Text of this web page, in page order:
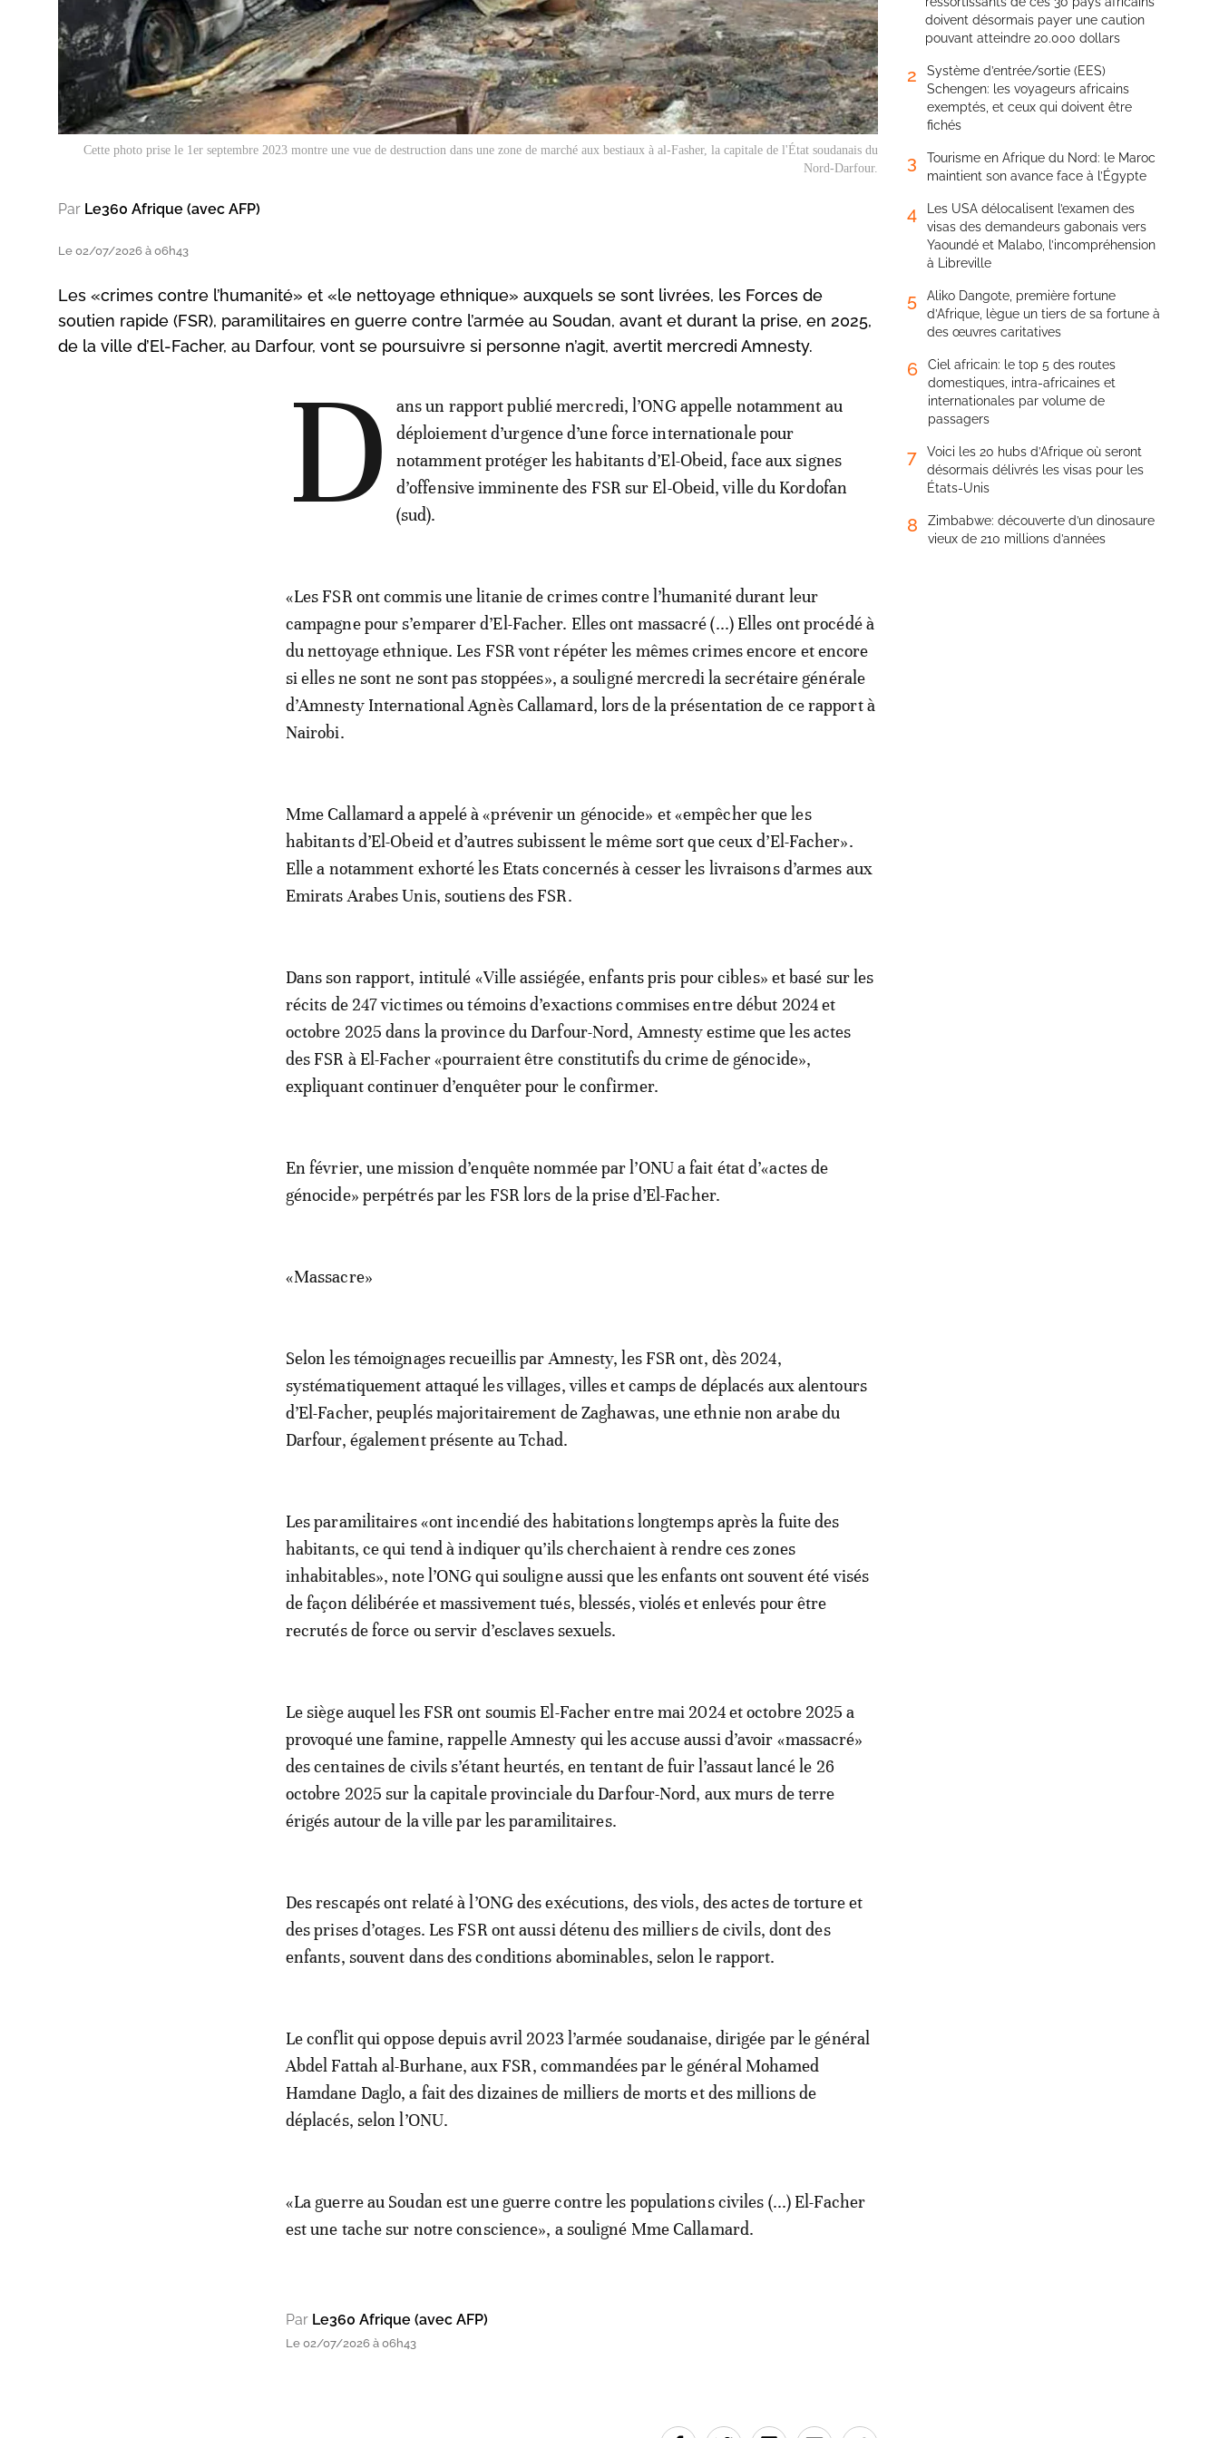
Cette photo prise le 1er septembre 2023 montre une vue de destruction dans une zone de marché aux bestiaux à al-Fasher, la capitale de l'État soudanais du
Nord-Darfour.
Par Le360 Afrique (avec AFP)
Le 02/07/2026 à 06h43
Les «crimes contre l’humanité» et «le nettoyage ethnique» auxquels se sont livrées, les Forces de
soutien rapide (FSR), paramilitaires en guerre contre l’armée au Soudan, avant et durant la prise, en 2025,
de la ville d’El-Facher, au Darfour, vont se poursuivre si personne n’agit, avertit mercredi Amnesty.
D
ans un rapport publié mercredi, l’ONG appelle notamment au
déploiement d’urgence d’une force internationale pour
notamment protéger les habitants d’El-Obeid, face aux signes
d’offensive imminente des FSR sur El-Obeid, ville du Kordofan
(sud).
«Les FSR ont commis une litanie de crimes contre l’humanité durant leur
campagne pour s’emparer d’El-Facher. Elles ont massacré (...) Elles ont procédé à
du nettoyage ethnique. Les FSR vont répéter les mêmes crimes encore et encore
si elles ne sont ne sont pas stoppées», a souligné mercredi la secrétaire générale
d’Amnesty International Agnès Callamard, lors de la présentation de ce rapport à
Nairobi.
Mme Callamard a appelé à «prévenir un génocide» et «empêcher que les
habitants d’El-Obeid et d’autres subissent le même sort que ceux d’El-Facher».
Elle a notamment exhorté les Etats concernés à cesser les livraisons d’armes aux
Emirats Arabes Unis, soutiens des FSR.
Dans son rapport, intitulé «Ville assiégée, enfants pris pour cibles» et basé sur les
récits de 247 victimes ou témoins d’exactions commises entre début 2024 et
octobre 2025 dans la province du Darfour-Nord, Amnesty estime que les actes
des FSR à El-Facher «pourraient être constitutifs du crime de génocide»,
expliquant continuer d’enquêter pour le confirmer.
En février, une mission d’enquête nommée par l’ONU a fait état d’«actes de
génocide» perpétrés par les FSR lors de la prise d’El-Facher.
«Massacre»
Selon les témoignages recueillis par Amnesty, les FSR ont, dès 2024,
systématiquement attaqué les villages, villes et camps de déplacés aux alentours
d’El-Facher, peuplés majoritairement de Zaghawas, une ethnie non arabe du
Darfour, également présente au Tchad.
Les paramilitaires «ont incendié des habitations longtemps après la fuite des
habitants, ce qui tend à indiquer qu’ils cherchaient à rendre ces zones
inhabitables», note l’ONG qui souligne aussi que les enfants ont souvent été visés
de façon délibérée et massivement tués, blessés, violés et enlevés pour être
recrutés de force ou servir d’esclaves sexuels.
Le siège auquel les FSR ont soumis El-Facher entre mai 2024 et octobre 2025 a
provoqué une famine, rappelle Amnesty qui les accuse aussi d’avoir «massacré»
des centaines de civils s’étant heurtés, en tentant de fuir l’assaut lancé le 26
octobre 2025 sur la capitale provinciale du Darfour-Nord, aux murs de terre
érigés autour de la ville par les paramilitaires.
Des rescapés ont relaté à l’ONG des exécutions, des viols, des actes de torture et
des prises d’otages. Les FSR ont aussi détenu des milliers de civils, dont des
enfants, souvent dans des conditions abominables, selon le rapport.
Le conflit qui oppose depuis avril 2023 l’armée soudanaise, dirigée par le général
Abdel Fattah al-Burhane, aux FSR, commandées par le général Mohamed
Hamdane Daglo, a fait des dizaines de milliers de morts et des millions de
déplacés, selon l’ONU.
«La guerre au Soudan est une guerre contre les populations civiles (...) El-Facher
est une tache sur notre conscience», a souligné Mme Callamard.
Par Le360 Afrique (avec AFP)
Le 02/07/2026 à 06h43
doivent désormais payer une caution
pouvant atteindre 20.000 dollars
2
Système d’entrée/sortie (EES)
Schengen: les voyageurs africains
exemptés, et ceux qui doivent être
fichés
3
Tourisme en Afrique du Nord: le Maroc
maintient son avance face à l’Égypte
4
Les USA délocalisent l’examen des
visas des demandeurs gabonais vers
Yaoundé et Malabo, l’incompréhension
à Libreville
5
Aliko Dangote, première fortune
d’Afrique, lègue un tiers de sa fortune à
des œuvres caritatives
6
Ciel africain: le top 5 des routes
domestiques, intra-africaines et
internationales par volume de
passagers
7
Voici les 20 hubs d’Afrique où seront
désormais délivrés les visas pour les
États-Unis
8
Zimbabwe: découverte d’un dinosaure
vieux de 210 millions d’années